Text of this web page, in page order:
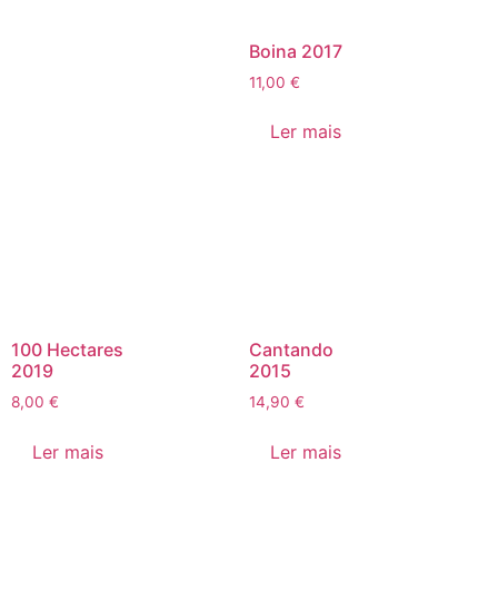
Boina 2017
11,00 €
Ler mais
100 Hectares
2019
8,00 €
Ler mais
Cantando
2015
14,90 €
Ler mais